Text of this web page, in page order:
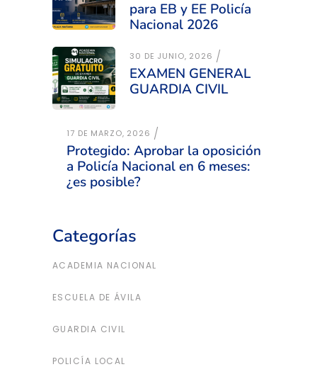
para EB y EE Policía
Nacional 2026
30 DE JUNIO, 2026
EXAMEN GENERAL
GUARDIA CIVIL
17 DE MARZO, 2026
Protegido: Aprobar la oposición
a Policía Nacional en 6 meses:
¿es posible?
Categorías
ACADEMIA NACIONAL
ESCUELA DE ÁVILA
GUARDIA CIVIL
POLICÍA LOCAL